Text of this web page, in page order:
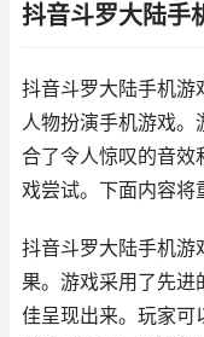
抖音斗罗大陆手
抖音斗罗大陆手机游
人物扮演手机游戏。
合了令人惊叹的音效
戏尝试。下面内容将
抖音斗罗大陆手机游
果。游戏采用了先
佳呈现出来。玩家可